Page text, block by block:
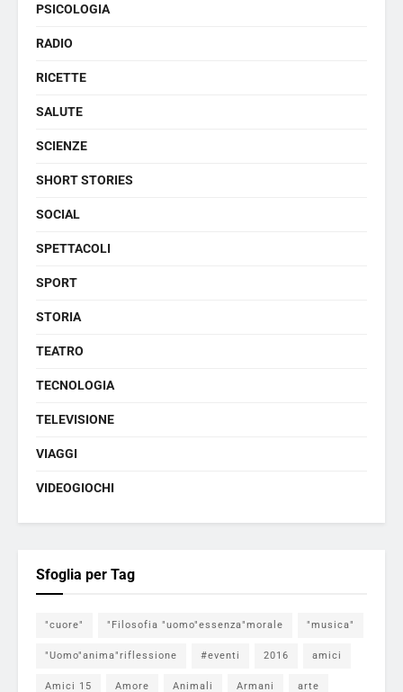
PSICOLOGIA
RADIO
RICETTE
SALUTE
SCIENZE
SHORT STORIES
SOCIAL
SPETTACOLI
SPORT
STORIA
TEATRO
TECNOLOGIA
TELEVISIONE
VIAGGI
VIDEOGIOCHI
Sfoglia per Tag
"cuore" "Filosofia "uomo"essenza"morale "musica"
"Uomo"anima"riflessione #eventi 2016 amici
Amici 15 Amore Animali Armani arte